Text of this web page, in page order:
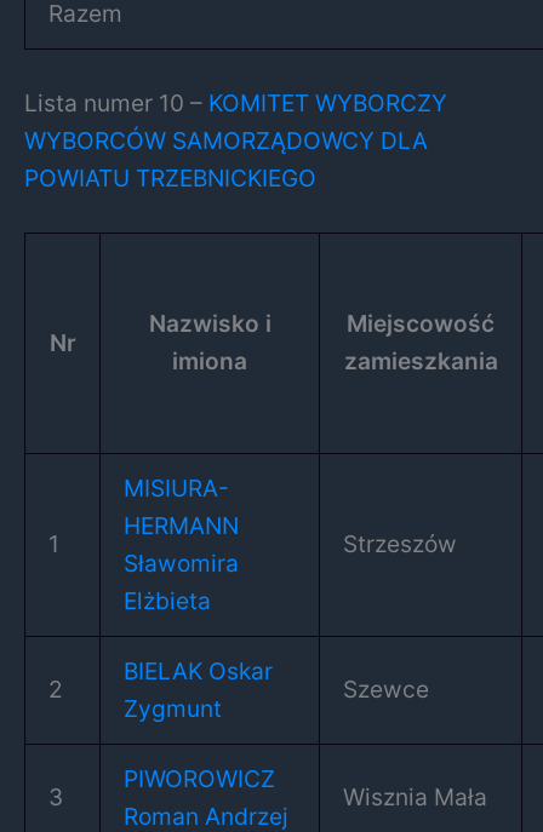
Razem
Lista numer 10 – KOMITET WYBORCZY
WYBORCÓW SAMORZĄDOWCY DLA
POWIATU TRZEBNICKIEGO
Nr
Nazwisko i
imiona
Miejscowość
zamieszkania
1
MISIURA-
HERMANN
Sławomira
Elżbieta
Strzeszów
2
BIELAK Oskar
Zygmunt
Szewce
3
PIWOROWICZ
Roman Andrzej
Wisznia Mała